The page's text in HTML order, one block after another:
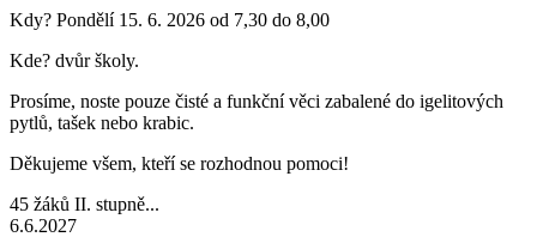
Kdy? Pondělí 15. 6. 2026 od 7,30 do 8,00
Kde? dvůr školy.
Prosíme, noste pouze čisté a funkční věci zabalené do igelitových
pytlů, tašek nebo krabic.
Děkujeme všem, kteří se rozhodnou pomoci!
45 žáků II. stupně...
6.6.2027